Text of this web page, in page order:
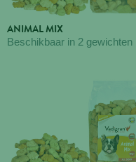
ANIMAL MIX
Beschikbaar in 2 gewichten